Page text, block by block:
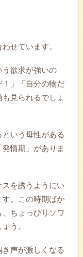
せています。
う欲求が強いの
」「自分の物だ
見られるでしょ
いう母性がある
情期」がありま
を誘うようにい
。この時期ばか
ちょっぴりソワ
う。
声が激しくなる